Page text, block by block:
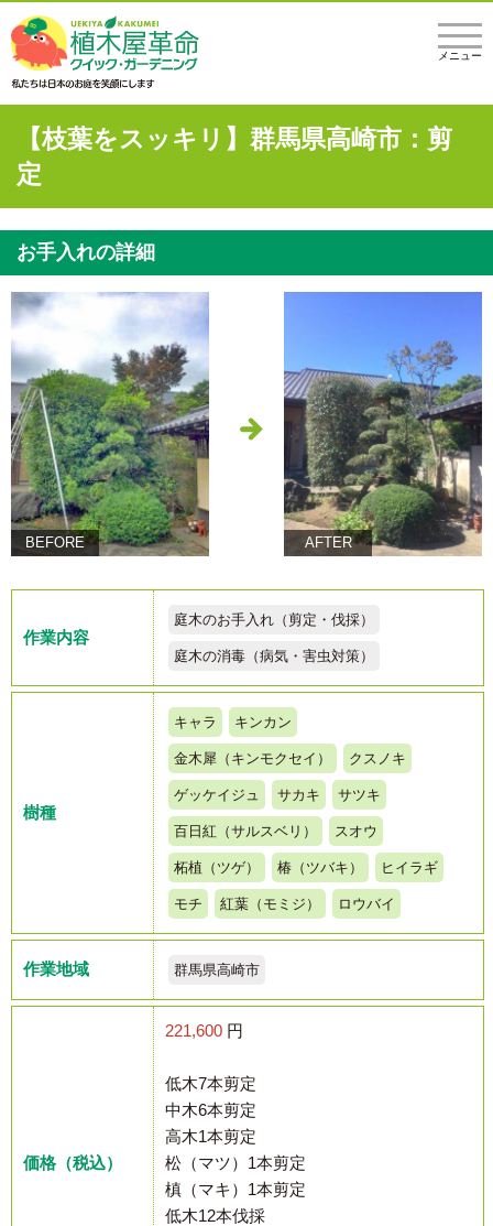
メニュー
【枝葉をスッキリ】群馬県高崎市：剪
定
お手入れの詳細
BEFORE AFTER
作業内容
庭木のお手入れ（剪定・伐採）
庭木の消毒（病気・害虫対策）
樹種
キャラ キンカン
金木犀（キンモクセイ） クスノキ
ゲッケイジュ サカキ サツキ
百日紅（サルスベリ） スオウ
柘植（ツゲ） 椿（ツバキ） ヒイラギ
モチ 紅葉（モミジ） ロウバイ
作業地域 群馬県高崎市
価格（税込）
221,600 円
低木7本剪定
中木6本剪定
高木1本剪定
松（マツ）1本剪定
槙（マキ）1本剪定
低木12本伐採